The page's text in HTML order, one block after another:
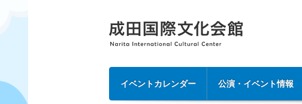
イベントカレンダー 公演・イベント情報